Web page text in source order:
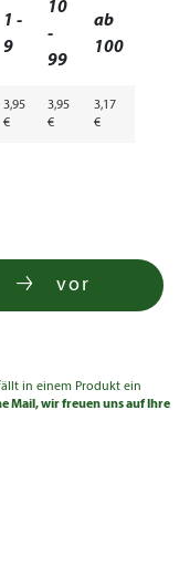
1 -
9
10
-
99
ab
100
3,95
€
3,95
€
3,17
€
vor
in einem Produkt ein
Mail, wir freuen uns auf Ihre